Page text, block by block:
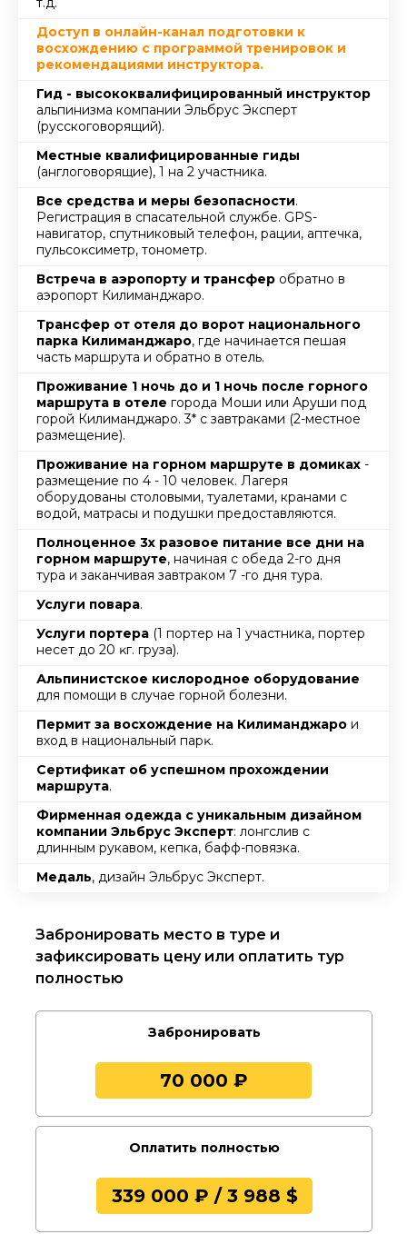
Доступ в онлайн-канал подготовки к
восхождению с программой тренировок и
рекомендациями инструктора.
Гид - высококвалифицированный инструктор
альпинизма компании Эльбрус Эксперт
(русскоговорящий).
Местные квалифицированные гиды
(англоговорящие), 1 на 2 участника.
Все средства и меры безопасности.
Регистрация в спасательной службе. GPS-
навигатор, спутниковый телефон, рации, аптечка,
пульсоĸсиметр, тонометр.
Встреча в аэропорту и трансфер обратно в
аэропорт Килиманджаро.
Трансфер от отеля до ворот национального
парка Килиманджаро, где начинается пешая
часть маршрута и обратно в отель.
Проживание 1 ночь до и 1 ночь после горного
маршрута в отеле города Моши или Аруши под
горой Килиманджаро. 3* с завтраками (2-местное
размещение).
Проживание на горном маршруте в домиках -
размещение по 4 - 10 человек. Лагеря
оборудованы столовыми, туалетами, кранами с
водой, матрасы и подушки предоставляются.
Полноценное 3х разовое питание все дни на
горном маршруте, начиная с обеда 2-го дня
тура и заканчивая завтраком 7 -го дня тура.
Услуги повара.
Услуги портера (1 портер на 1 участника, портер
несет до 20 ĸг. груза).
Альпинистское кислородное оборудование
для помощи в случае горной болезни.
Пермит за восхождение на Килиманджаро и
вход в национальный парĸ.
Сертификат об успешном прохождении
маршрута.
Фирменная одежда с уникальным дизайном
компании Эльбрус Эксперт: лонгслив с
длинным рукавом, кепка, бафф-повязка.
Медаль, дизайн Эльбрус Эксперт.
Оплатить полностью
339 000 ₽ / 3 988 $
Забронировать
70 000 ₽
Забронировать место в туре и
зафиксировать цену или оплатить тур
полностью